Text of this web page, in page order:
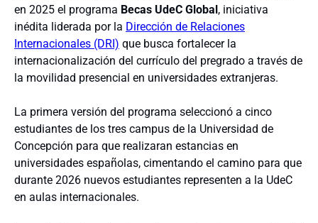
en 2025 el programa Becas UdeC Global, iniciativa
inédita liderada por la Dirección de Relaciones
Internacionales (DRI) que busca fortalecer la
internacionalización del currículo del pregrado a través de
la movilidad presencial en universidades extranjeras.
La primera versión del programa seleccionó a cinco
estudiantes de los tres campus de la Universidad de
Concepción para que realizaran estancias en
universidades españolas, cimentando el camino para que
durante 2026 nuevos estudiantes representen a la UdeC
en aulas internacionales.